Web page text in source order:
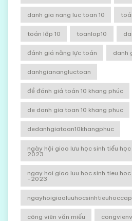
danh gia nang luc toan 10
toán lớp 10 toanlop10
đánh giá năng lực toán danh
danhgianangluctoan
đề đánh giá toán 10 khang phúc
de danh gia toan 10 khang phuc
dedanhgiatoan10khangphuc
ngày hội giao lưu học sinh tiểu
2023
ngay hoi giao luu hoc sinh tieu
-2023
công viên văn miếu